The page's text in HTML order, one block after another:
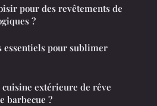
pour des revêtements de
?
essentiels pour sublimer
extérieure de rêve
barbecue ?